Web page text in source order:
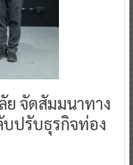
จัดสัมมนาทาง
บปรับธุรกิจท่อง